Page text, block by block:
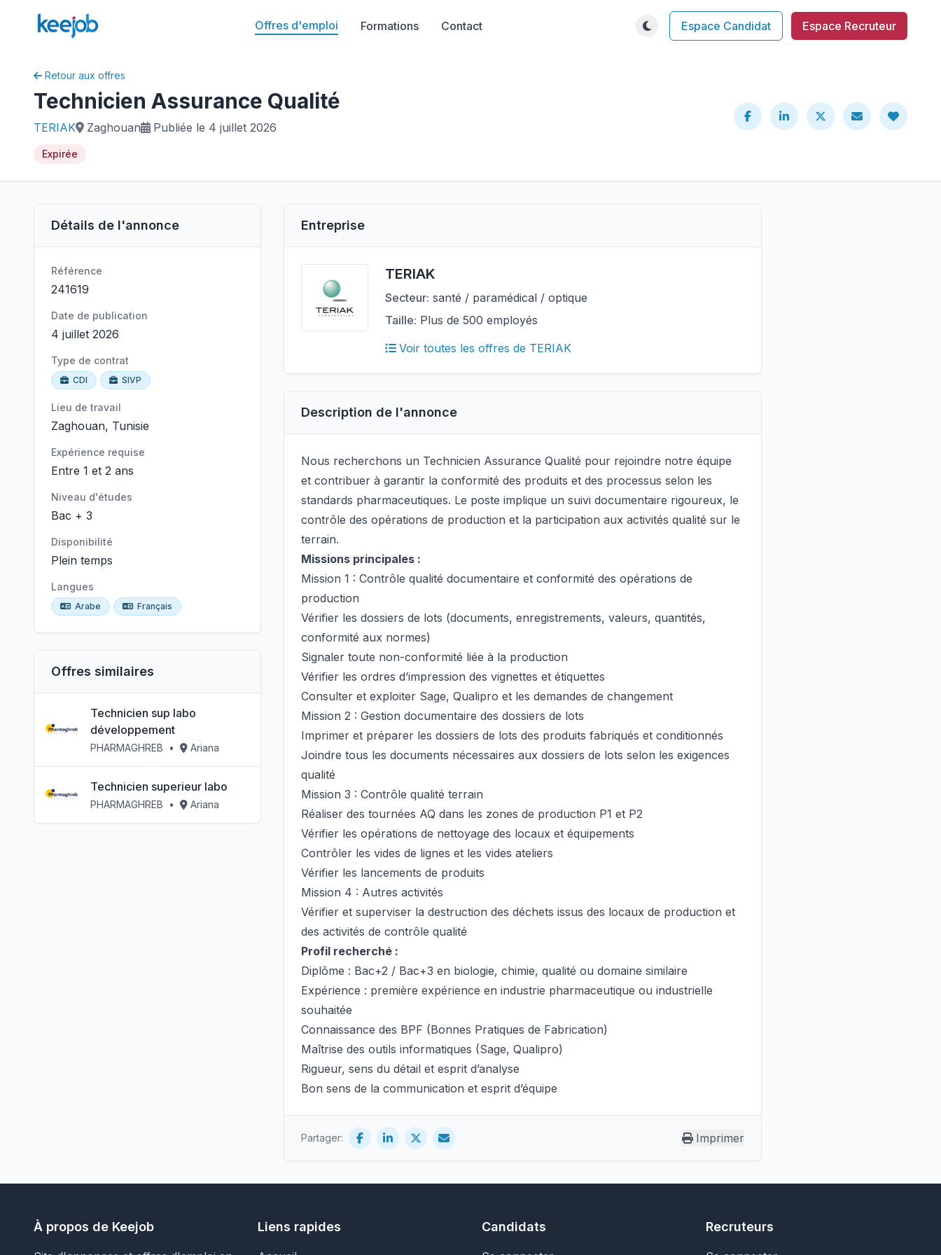
Offres d'emploi Formations Contact Espace Candidat Espace Recruteur
Retour aux offres
Technicien Assurance Qualité
TERIAK Zaghouan Publiée le 4 juillet 2026
Expirée
Détails de l'annonce
Référence
241619
Date de publication
4 juillet 2026
Type de contrat
CDI SIVP
Lieu de travail
Zaghouan, Tunisie
Expérience requise
Entre 1 et 2 ans
Niveau d'études
Bac + 3
Disponibilité
Plein temps
Langues
Arabe Français
Offres similaires
Technicien sup labo
développement
PHARMAGHREB • Ariana
Technicien superieur labo
PHARMAGHREB • Ariana
Entreprise
TERIAK
Secteur: santé / paramédical / optique
Taille: Plus de 500 employés
Voir toutes les offres de TERIAK
Description de l'annonce
Nous recherchons un Technicien Assurance Qualité pour rejoindre notre équipe
et contribuer à garantir la conformité des produits et des processus selon les
standards pharmaceutiques. Le poste implique un suivi documentaire rigoureux, le
contrôle des opérations de production et la participation aux activités qualité sur le
terrain.
Missions principales :
Mission 1 : Contrôle qualité documentaire et conformité des opérations de
production
Vérifier les dossiers de lots (documents, enregistrements, valeurs, quantités,
conformité aux normes)
Signaler toute non-conformité liée à la production
Vérifier les ordres d’impression des vignettes et étiquettes
Consulter et exploiter Sage, Qualipro et les demandes de changement
Mission 2 : Gestion documentaire des dossiers de lots
Imprimer et préparer les dossiers de lots des produits fabriqués et conditionnés
Joindre tous les documents nécessaires aux dossiers de lots selon les exigences
qualité
Mission 3 : Contrôle qualité terrain
Réaliser des tournées AQ dans les zones de production P1 et P2
Vérifier les opérations de nettoyage des locaux et équipements
Contrôler les vides de lignes et les vides ateliers
Vérifier les lancements de produits
Mission 4 : Autres activités
Vérifier et superviser la destruction des déchets issus des locaux de production et
des activités de contrôle qualité
Profil recherché :
Diplôme : Bac+2 / Bac+3 en biologie, chimie, qualité ou domaine similaire
Expérience : première expérience en industrie pharmaceutique ou industrielle
souhaitée
Connaissance des BPF (Bonnes Pratiques de Fabrication)
Maîtrise des outils informatiques (Sage, Qualipro)
Rigueur, sens du détail et esprit d’analyse
Bon sens de la communication et esprit d’équipe
Partager: Imprimer
À propos de Keejob Liens rapides Candidats Recruteurs